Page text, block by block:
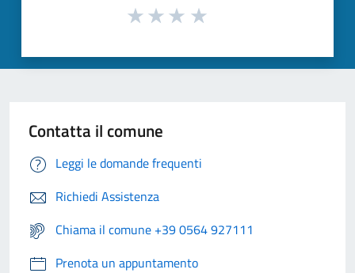
Contatta il comune
Leggi le domande frequenti
Richiedi Assistenza
Chiama il comune +39 0564 927111
Prenota un appuntamento